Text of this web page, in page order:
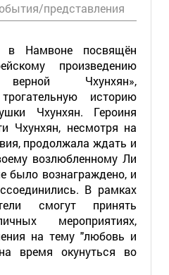
представления
в Намвоне посвящён
произведению
Чхунхян»,
историю
Чхунхян. Героиня
Чхунхян, несмотря на
продолжала ждать и
возлюбленному Ли
было вознаграждено, и
В рамках
смогут принять
мероприятиях,
на тему "любовь и
время окунуться во